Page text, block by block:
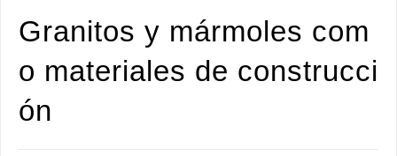
Granitos y mármoles com
o materiales de construcci
ón